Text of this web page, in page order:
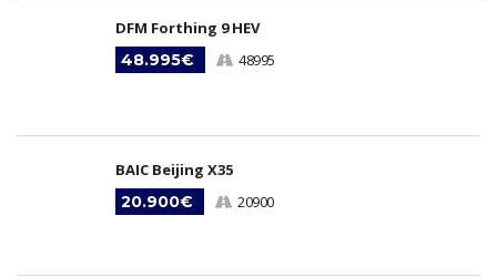
DFM Forthing 9 HEV
48.995€
48995
BAIC Beijing X35
20.900€
20900